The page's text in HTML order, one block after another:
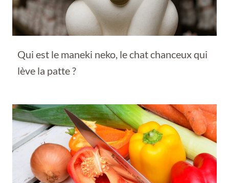
Qui est le maneki neko, le chat chanceux qui
lève la patte ?